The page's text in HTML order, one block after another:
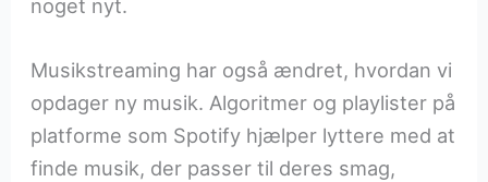
noget nyt.
Musikstreaming har også ændret, hvordan vi
opdager ny musik. Algoritmer og playlister på
platforme som Spotify hjælper lyttere med at
finde musik, der passer til deres smag,